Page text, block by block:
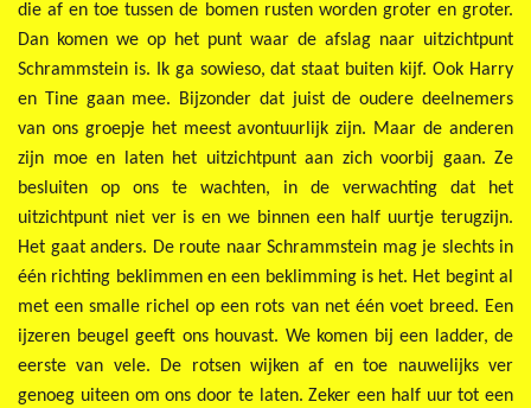
die af en toe tussen de bomen rusten worden groter en groter.
Dan komen we op het punt waar de afslag naar uitzichtpunt
Schrammstein is. Ik ga sowieso, dat staat buiten kijf. Ook Harry
en Tine gaan mee. Bijzonder dat juist de oudere deelnemers
van ons groepje het meest avontuurlijk zijn. Maar de anderen
zijn moe en laten het uitzichtpunt aan zich voorbij gaan. Ze
besluiten op ons te wachten, in de verwachting dat het
uitzichtpunt niet ver is en we binnen een half uurtje terugzijn.
Het gaat anders. De route naar Schrammstein mag je slechts in
één richting beklimmen en een beklimming is het. Het begint al
met een smalle richel op een rots van net één voet breed. Een
ijzeren beugel geeft ons houvast. We komen bij een ladder, de
eerste van vele. De rotsen wijken af en toe nauwelijks ver
genoeg uiteen om ons door te laten. Zeker een half uur tot een